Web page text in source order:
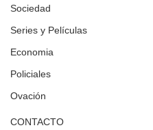
Sociedad
Series y Películas
Economia
Policiales
Ovación
CONTACTO